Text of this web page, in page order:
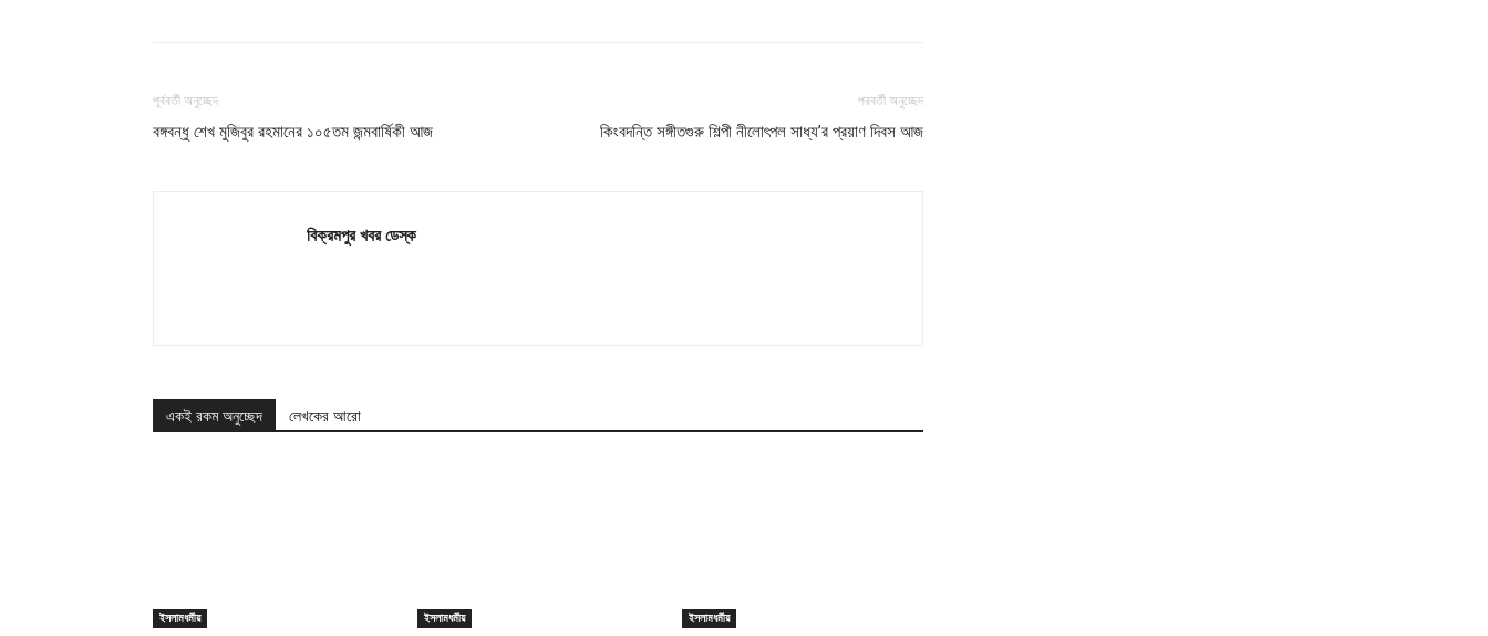
পূর্ববর্তী অনুচ্ছেদ
বঙ্গবন্ধু শেখ মুজিবুর রহমানের ১০৫তম জন্মবার্ষিকী আজ
পরবর্তী অনুচ্ছেদ
কিংবদন্তি সঙ্গীতগুরু শিল্পী নীলোৎপল সাধ্য’র প্রয়াণ দিবস আজ
বিক্রমপুর খবর ডেস্ক
একই রকম অনুচ্ছেদ লেখকের আরো
ইসলামধর্মীয় ইসলামধর্মীয় ইসলামধর্মীয়